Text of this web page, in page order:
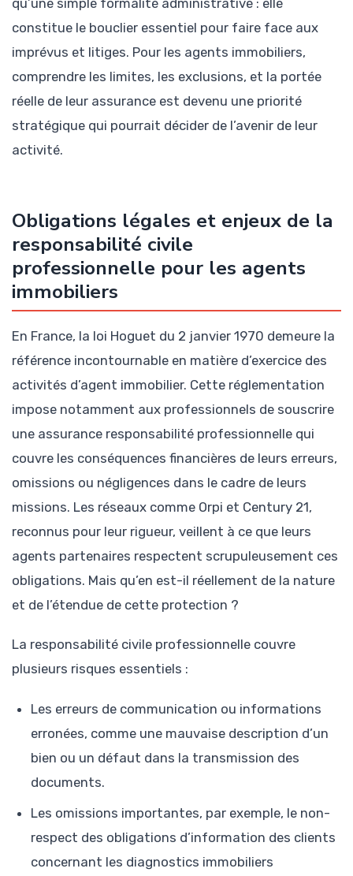
constitue le bouclier essentiel pour faire face aux
imprévus et litiges. Pour les agents immobiliers,
comprendre les limites, les exclusions, et la portée
réelle de leur assurance est devenu une priorité
stratégique qui pourrait décider de l’avenir de leur
activité.
Obligations légales et enjeux de la
responsabilité civile
professionnelle pour les agents
immobiliers
En France, la loi Hoguet du 2 janvier 1970 demeure la
référence incontournable en matière d’exercice des
activités d’agent immobilier. Cette réglementation
impose notamment aux professionnels de souscrire
une assurance responsabilité professionnelle qui
couvre les conséquences financières de leurs erreurs,
omissions ou négligences dans le cadre de leurs
missions. Les réseaux comme Orpi et Century 21,
reconnus pour leur rigueur, veillent à ce que leurs
agents partenaires respectent scrupuleusement ces
obligations. Mais qu’en est-il réellement de la nature
et de l’étendue de cette protection ?
La responsabilité civile professionnelle couvre
plusieurs risques essentiels :
Les erreurs de communication ou informations
erronées, comme une mauvaise description d’un
bien ou un défaut dans la transmission des
documents.
Les omissions importantes, par exemple, le non-
respect des obligations d’information des clients
concernant les diagnostics immobiliers